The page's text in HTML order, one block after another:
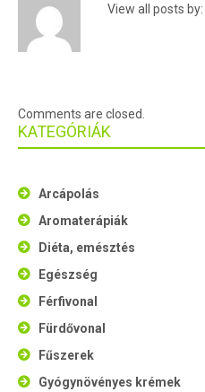
View all posts by:
Comments are closed.
KATEGÓRIÁK
Arcápolás
Aromaterápiák
Diéta, emésztés
Egészség
Férfivonal
Fürdővonal
Fűszerek
Gyógynövényes krémek